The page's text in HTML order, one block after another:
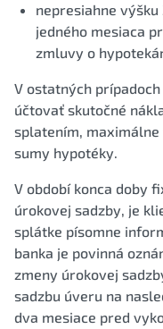
nepresiahne
jedného mesiaca
zmluvy o
V ostatných
účtovať skutočné
splatením, maximálne
sumy hypotéky.
V období konca doby
úrokovej sadzby, je
splátke písomne
banka je povinná
zmeny úrokovej
sadzbu úveru na
dva mesiace pred